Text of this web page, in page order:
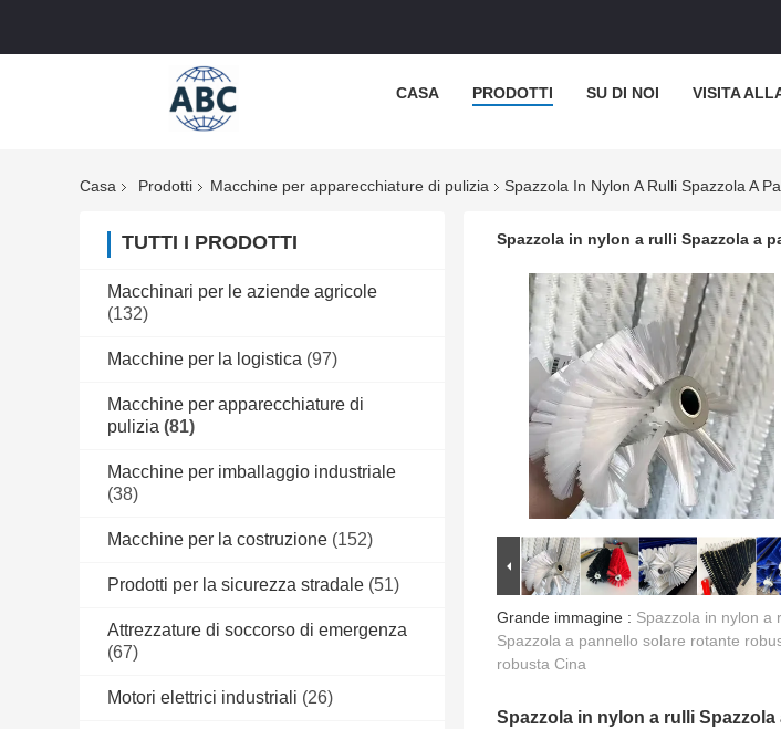
CASA PRODOTTI SU DI NOI VISITA
Casa Prodotti Macchine per apparecchiature di pulizia Spazzola In Nylon A Rulli Spazzola A
TUTTI I PRODOTTI
Macchinari per le aziende agricole
(132)
Macchine per la logistica (97)
Macchine per apparecchiature di
pulizia (81)
Macchine per imballaggio industriale
(38)
Macchine per la costruzione (152)
Prodotti per la sicurezza stradale (51)
Attrezzature di soccorso di emergenza
(67)
Motori elettrici industriali (26)
Spazzola in nylon a rulli Spazzola a
Grande immagine : Spazzola in nylon a
Spazzola a pannello solare rotante
robusta Cina
Spazzola in nylon a rulli